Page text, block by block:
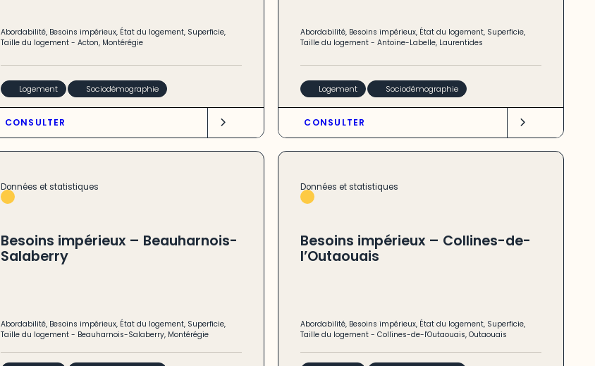
Abordabilité, Besoins impérieux, État du logement, Superficie,
Taille du logement- Acton, Montérégie
Logement Sociodémographie
CONSULTER
Abordabilité, Besoins impérieux, État du logement, Superficie,
Taille du logement- Antoine-Labelle, Laurentides
Logement Sociodémographie
CONSULTER
Données et statistiques
Besoins impérieux – Beauharnois-
Salaberry
Abordabilité, Besoins impérieux, État du logement, Superficie,
Taille du logement- Beauharnois-Salaberry, Montérégie
Données et statistiques
Besoins impérieux – Collines-de-
l’Outaouais
Abordabilité, Besoins impérieux, État du logement, Superficie,
Taille du logement- Collines-de-l'Outaouais, Outaouais